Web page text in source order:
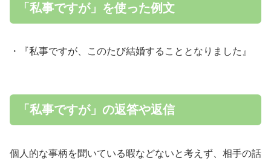
「私事ですが」を使った例文
・『私事ですが、このたび結婚することとなりました』
「私事ですが」の返答や返信
個人的な事柄を聞いている暇などないと考えず、相手の話